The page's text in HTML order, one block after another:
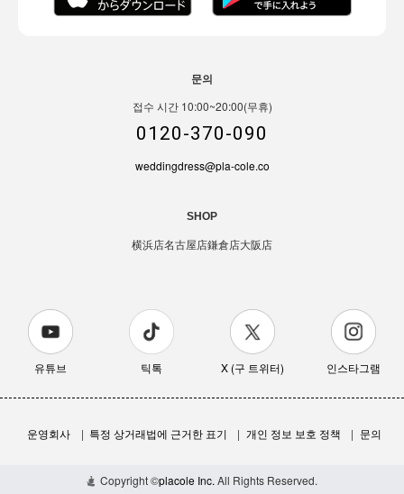
문의
접수 시간 10:00~20:00(무휴)
0120-370-090
weddingdress@pla-cole.co
SHOP
横浜店名古屋店鎌倉店大阪店
유튜브 틱톡 X (구 트위터) 인스타그램
운영회사 특정 상거래법에 근거한 표기 개인 정보 보호 정책 문의
Copyright ©placole Inc. All Rights Reserved.